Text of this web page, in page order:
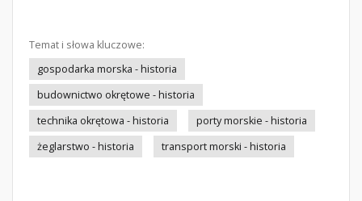
Temat i słowa kluczowe:
gospodarka morska - historia
budownictwo okrętowe - historia
technika okrętowa - historia
porty morskie - historia
żeglarstwo - historia
transport morski - historia